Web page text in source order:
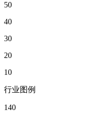
50
40
30
20
10
行业图例
140